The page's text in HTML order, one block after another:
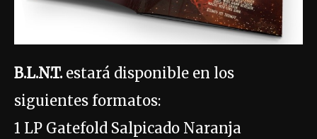
B.L.N.T. estará disponible en los
siguientes formatos:
1 LP Gatefold Salpicado Naranja